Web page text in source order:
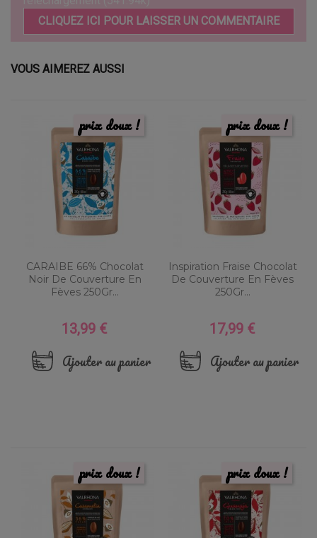
CLIQUEZ ICI POUR LAISSER UN COMMENTAIRE
VOUS AIMEREZ AUSSI
CARAIBE 66% Chocolat
Noir De Couverture En
Fèves 250Gr...
Prix
13,99 €
Ajouter au panier
prix doux !
Inspiration Fraise Chocolat
De Couverture En Fèves
250Gr...
Prix
17,99 €
Ajouter au panier
prix doux !
prix doux ! prix doux !